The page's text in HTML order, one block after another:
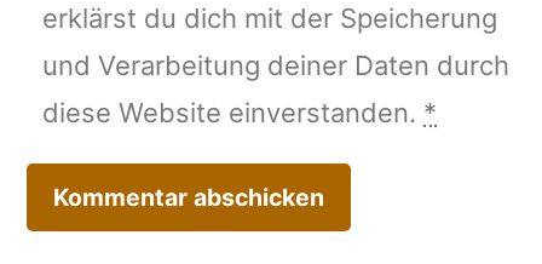
erklärst du dich mit der Speicherung
und Verarbeitung deiner Daten durch
diese Website einverstanden. *